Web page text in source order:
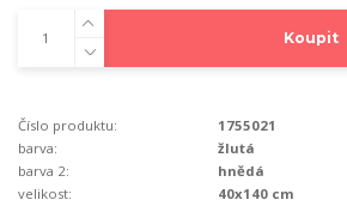
Koupit
Číslo produktu:
1755021
barva:
žlutá
barva 2:
hnědá
velikost:
40x140 cm